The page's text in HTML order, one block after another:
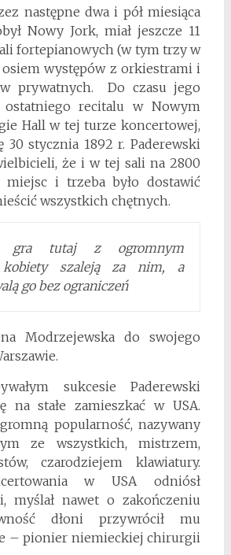
następne dwa i pół miesiąca
Nowy Jork, miał jeszcze 11
fortepianowych (w tym trzy w
osiem występów z orkiestrami i
prywatnych. Do czasu jego
ostatniego recitalu w Nowym
Hall w tej turze koncertowej,
30 stycznia 1892 r. Paderewski
że i w tej sali na 2800
miejsc i trzeba było dostawić
wszystkich chętnych.
gra tutaj z ogromnym
kobiety szaleją za nim, a
go bez ograniczeń
Modrzejewska do swojego
sukcesie Paderewski
na stałe zamieszkać w USA.
popularność, nazywany
ze wszystkich, mistrzem,
czarodziejem klawiatury.
w USA odniósł
myślał nawet o zakończeniu
dłoni przywrócił mu
– pionier niemieckiej chirurgii